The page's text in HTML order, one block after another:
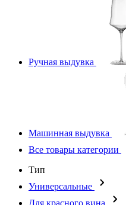
Ручная выдувка
Машинная выдувка
Все товары категории
Тип
Универсальные
Для красного вина